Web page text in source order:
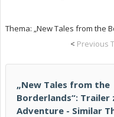
Thema: „New Tales from the
< Previous
„New Tales from the
Borderlands“: Trailer
Adventure - Similar